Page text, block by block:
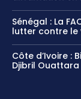
Sénégal : La
lutter contre le
Côte d’Ivoire :
Djibril Ouattara